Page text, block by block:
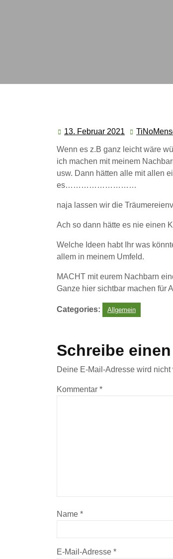
13. Februar 2021
13.
Wenn es z.B ganz leicht wäre
ich machen mit meinem
usw. Dann hätten alle mit allen
es………………………
naja lassen wir die
Ach so dann hätte es nie einen
Welche Ideen habt Ihr was
allem in meinem Umfeld.
MACHT mit eurem Nachbarn
Ganze hier sichtbar machen für
Categories: Allgemein
Schreibe
Deine E-Mail-Adresse wird nicht
Kommentar *
Name *
E-Mail-Adresse *